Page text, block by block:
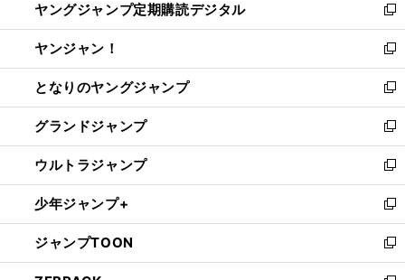
く
で
開
く
ド
ウ
で
開
く
い
ウ
ィ
ン
ド
ウ
で
開
く
ヤングジャンプ定期購読デジタル
新
し
い
ウ
ィ
ン
ド
ウ
で
開
く
ヤンジャン！
新
し
い
ウ
ィ
ン
ド
ウ
で
開
く
となりのヤングジャンプ
新
し
い
ウ
ィ
ン
ド
ウ
で
開
グランドジャンプ
新
し
い
ウ
ィ
ン
ド
ウ
ウルトラジャンプ
新
し
い
ウ
ィ
ン
少年ジャンプ+
新
し
い
ウ
ジャンプTOON
新
し